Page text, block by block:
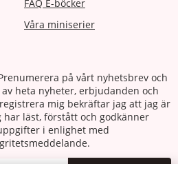
FAQ E-böcker
Våra miniserier
på vårt nyhetsbrev och
heta nyheter, erbjudanden och
mig bekräftar jag att jag är
läst, förstått och godkänner
i enlighet med